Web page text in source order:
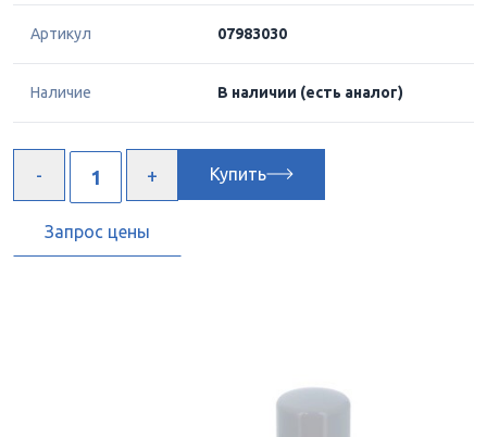
Артикул 07983030
Наличие В наличии (есть аналог)
Купить
Запрос цены